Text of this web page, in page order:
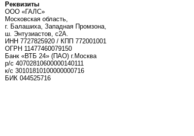
Реквизиты
ООО «ГАЛС»
Московская область,
г. Балашиха, Западная Промзона,
ш. Энтузиастов, с2А.
ИНН 7727825920 / КПП 772001001
ОГРН 11477460079150
Банк «ВТБ 24» (ПАО) г.Москва
р/с 40702810600000140111
к/c 30101810100000000716
БИК 044525716